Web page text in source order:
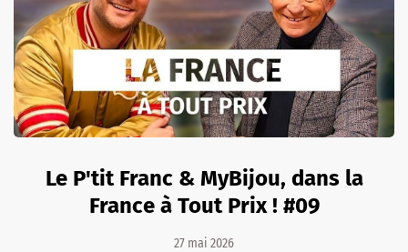
Le P'tit Franc & MyBijou, dans la
France à Tout Prix ! #09
27 mai 2026